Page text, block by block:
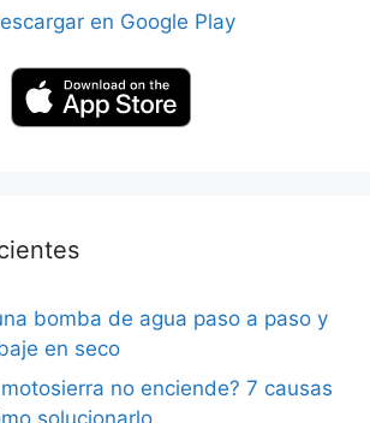
bomba de agua paso a paso y
en seco
no enciende? 7 causas